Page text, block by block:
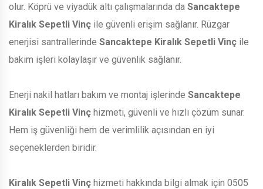
olur. Köprü ve viyadük altı çalışmalarında da Sancaktepe
Kiralık Sepetli Vinç ile güvenli erişim sağlanır. Rüzgar
enerjisi santrallerinde Sancaktepe Kiralık Sepetli Vinç ile
bakım işleri kolaylaşır ve güvenlik sağlanır.
Enerji nakil hatları bakım ve montaj işlerinde Sancaktepe
Kiralık Sepetli Vinç hizmeti, güvenli ve hızlı çözüm sunar.
Hem iş güvenliği hem de verimlilik açısından en iyi
seçeneklerden biridir.
Kiralık Sepetli Vinç hizmeti hakkında bilgi almak için 0505